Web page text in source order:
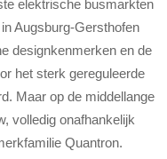
elektrische busmarkten
Augsburg-Gersthofen
designkenmerken en de
het sterk gereguleerde
Maar op de middellange
volledig onafhankelijk
Quantron.